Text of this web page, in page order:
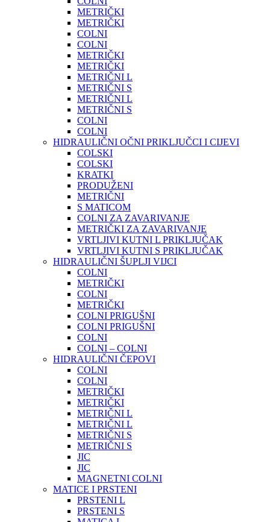
METRIČKI
METRIČKI
COLNI
COLNI
METRIČKI
METRIČKI
METRIČNI L
METRIČNI S
METRIČNI L
METRIČNI S
COLNI
COLNI
HIDRAULIČNI OČNI PRIKLJUČCI I CIJEVI
COLSKI
COLSKI
KRATKI
PRODUŽENI
METRIČNI
S MATICOM
COLNI ZA ZAVARIVANJE
METRIČKI ZA ZAVARIVANJE
VRTLJIVI KUTNI L PRIKLJUČAK
VRTLJIVI KUTNI S PRIKLJUČAK
HIDRAULIČNI ŠUPLJI VIJCI
COLNI
METRIČKI
COLNI
METRIČKI
COLNI PRIGUŠNI
COLNI PRIGUŠNI
COLNI
COLNI – COLNI
HIDRAULIČNI ČEPOVI
COLNI
COLNI
METRIČKI
METRIČKI
METRIČNI L
METRIČNI L
METRIČNI S
METRIČNI S
JIC
JIC
MAGNETNI COLNI
MATICE I PRSTENI
PRSTENI L
PRSTENI S